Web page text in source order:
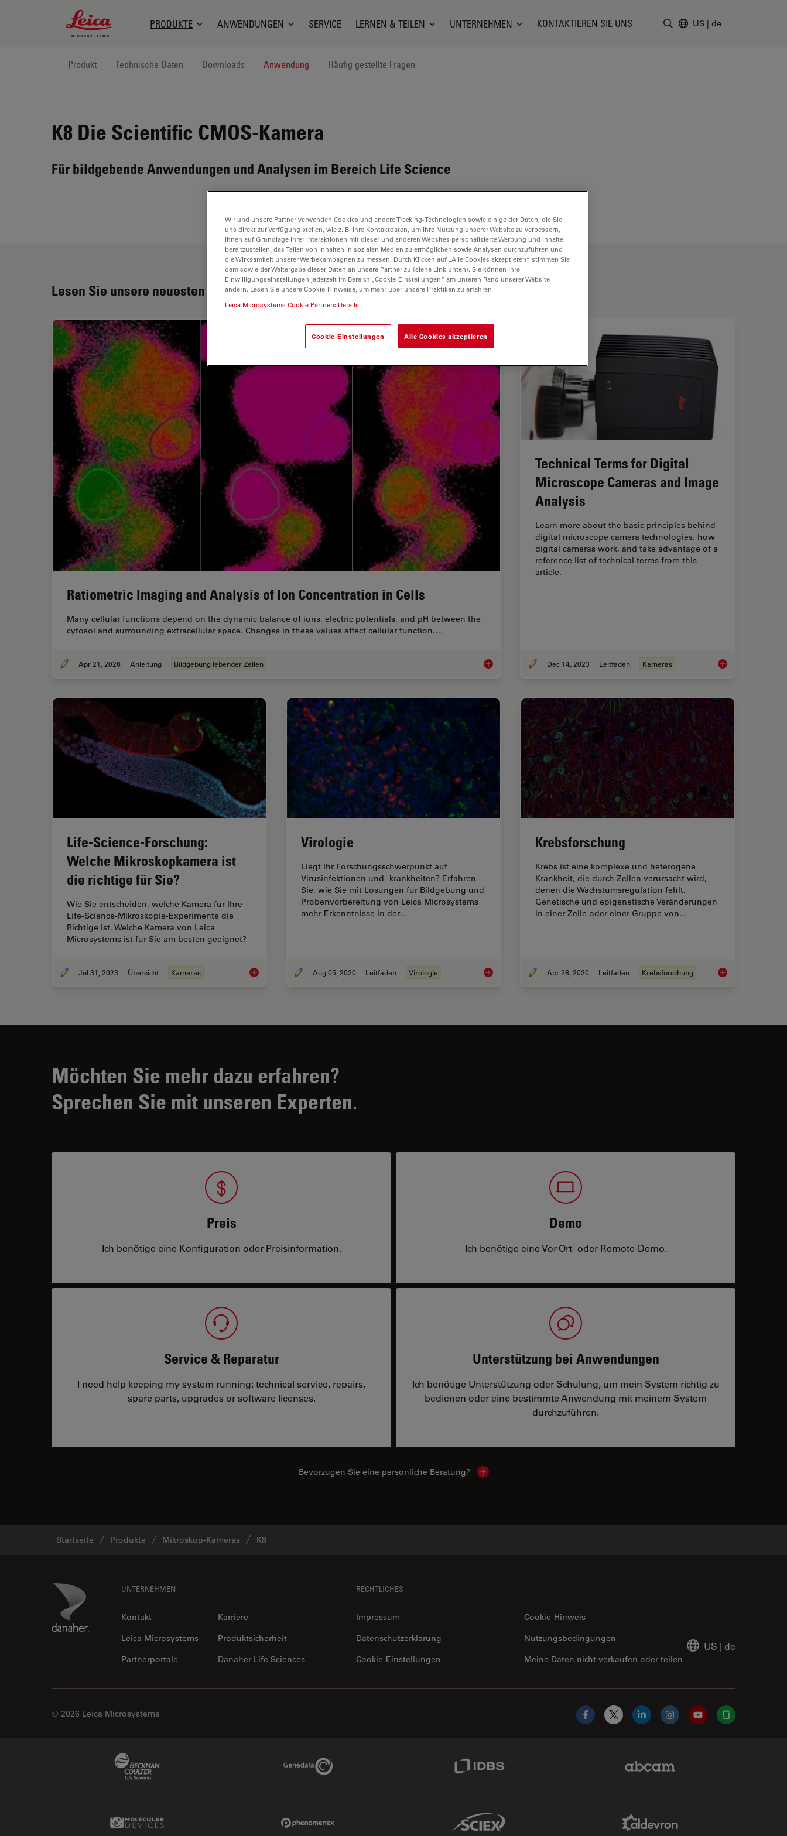
Leica Microsystems Logo
PRODUKTE ANWENDUNGEN SERVICE LERNEN & TEILEN UNTERNEHMEN KONTAKTIEREN SIE UNS US | de
Produkt Technische Daten Downloads Anwendung Häufig gestellte Fragen
K8 Die Scientific CMOS-Kamera
Für bildgebende Anwendungen und Analysen im Bereich Life Science
Lesen Sie unsere neuesten Artikel
Ratiometric Imaging and Analysis of Ion Concentration in Cells
Many cellular functions depend on the dynamic balance of ions, electric potentials, and pH between the
cytosol and surrounding extracellular space. Changes in these values affect cellular function.…
Apr 21, 2026 Anleitung Bildgebung lebender Zellen Ratiometric Imaging and Analysis of Ion Concentration in Cells
Technical Terms for Digital
Microscope Cameras and Image
Analysis
Learn more about the basic principles behind
digital microscope camera technologies, how
digital cameras work, and take advantage of a
reference list of technical terms from this
article.
Dec 14, 2023 Leitfaden Kameras Technical Terms for
Life-Science-Forschung:
Welche Mikroskopkamera ist
die richtige für Sie?
Wie Sie entscheiden, welche Kamera für Ihre
Life-Science-Mikroskopie-Experimente die
Richtige ist. Welche Kamera von Leica
Microsystems ist für Sie am besten geeignet?
Jul 31, 2023 Übersicht Kameras Life-Science-Forschung: Welche Mikroskopkamera ist die richtige für Sie?
Virologie
Liegt Ihr Forschungsschwerpunkt auf
Virusinfektionen und -krankheiten? Erfahren
Sie, wie Sie mit Lösungen für Bildgebung und
Probenvorbereitung von Leica Microsystems
mehr Erkenntnisse in der…
Aug 05, 2020 Leitfaden Virologie Virologie
Krebsforschung
Krebs ist eine komplexe und heterogene
Krankheit, die durch Zellen verursacht wird,
denen die Wachstumsregulation fehlt.
Genetische und epigenetische Veränderungen
in einer Zelle oder einer Gruppe von…
Apr 28, 2020 Leitfaden Krebsforschung Krebsforschung
Möchten Sie mehr dazu erfahren?
Sprechen Sie mit unseren Experten.
Preis
Ich benötige eine Konfiguration oder Preisinformation.
Demo
Ich benötige eine Vor-Ort- oder Remote-Demo.
Service & Reparatur
I need help keeping my system running: technical service, repairs,
spare parts, upgrades or software licenses.
Unterstützung bei Anwendungen
Ich benötige Unterstützung oder Schulung, um mein System richtig zu
bedienen oder eine bestimmte Anwendung mit meinem System
durchzuführen.
Bevorzugen Sie eine persönliche Beratung? Show local contacts
Startseite Produkte Mikroskop-Kameras K8
Danaher Logo UNTERNEHMEN
Kontakt
Karriere
Leica Microsystems
Produktsicherheit
Partnerportale
Danaher Life Sciences
RECHTLICHES
Impressum
Cookie-Hinweis
Datenschutzerklärung
Meine Daten nicht verkaufen oder teilen
Nutzungsbedingungen
Cookie-Einstellungen
US | de
© 2026 Leica Microsystems
Facebook
X LinkedInInstagramYouTubeGlassdoor
Genedata Link
Molecular Devices Link Sciex Link
Wir und unsere Partner verwenden Cookies und andere Tracking-Technologien sowie einige der Daten, die Sie
uns direkt zur Verfügung stellen, wie z. B. Ihre Kontaktdaten, um Ihre Nutzung unserer Website zu verbessern,
Ihnen auf Grundlage Ihrer Interaktionen mit dieser und anderen Websites personalisierte Werbung und Inhalte
bereitzustellen, das Teilen von Inhalten in sozialen Medien zu ermöglichen sowie Analysen durchzuführen und
die Wirksamkeit unserer Werbekampagnen zu messen. Durch Klicken auf „Alle Cookies akzeptieren“ stimmen Sie
dem sowie der Weitergabe dieser Daten an unsere Partner zu (siehe Link unten). Sie können Ihre
Einwilligungseinstellungen jederzeit im Bereich „Cookie-Einstellungen“ am unteren Rand unserer Website
ändern. Lesen Sie unsere Cookie-Hinweise, um mehr über unsere Praktiken zu erfahren
Leica Microsystems Cookie Partners Details
Cookie-Einstellungen Alle Cookies akzeptieren